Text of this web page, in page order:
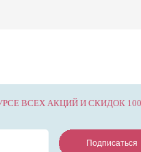
ВСЕХ АКЦИЙ И СКИДОК
Подписаться
Подписаться
Подписаться